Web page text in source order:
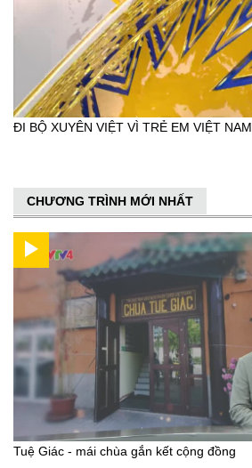
ĐI BỘ XUYÊN VIỆT VÌ TRẺ EM VIỆT NAM
CHƯƠNG TRÌNH MỚI NHẤT
Tuệ Giác - mái chùa gắn kết cộng đồng